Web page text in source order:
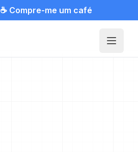
☕ Compre-me um café